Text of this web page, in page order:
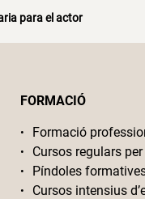
para el actor
FORMACIÓ
Formació
Cursos regulars
Píndoles
Cursos intensius